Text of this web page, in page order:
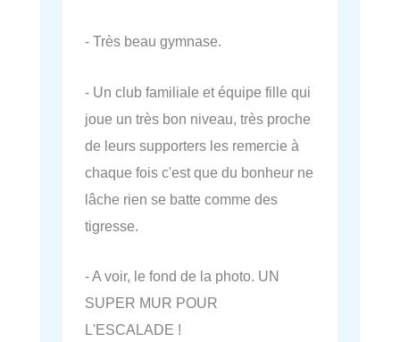
- Très beau gymnase.
- Un club familiale et équipe fille qui
joue un très bon niveau, très proche
de leurs supporters les remercie à
chaque fois c'est que du bonheur ne
lâche rien se batte comme des
tigresse.
- A voir, le fond de la photo. UN
SUPER MUR POUR
L'ESCALADE !